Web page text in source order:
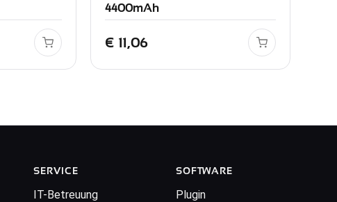
4400mAh
€ 11,06
SERVICE
IT-Betreuung
SOFTWARE
Plugin